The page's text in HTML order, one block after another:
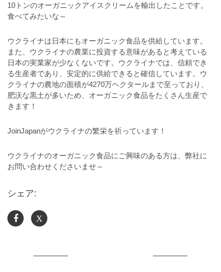
10トンのオーガニックアイスクリームを輸出したことです。
食べてみたいな～
ウクライナは日本にもオーガニック食品を供給しています。
また、ウクライナの農業に投資する意味があると考えている
日本の実業家が少なくないです。ウクライナでは、信頼でき
る生産者であり、安定的に供給できると確信しています。ウ
クライナの農地の面積が4270万ヘクタールまで至っており、
肥沃な黒土が多いため、オーガニック食品をたくさん生産で
きます！
JoinJapanがウクライナの繁栄を祈っています！
ウクライナのオーガニック食品にご興味のある方は、弊社に
お問い合わせくださいませ～
シェア:
X